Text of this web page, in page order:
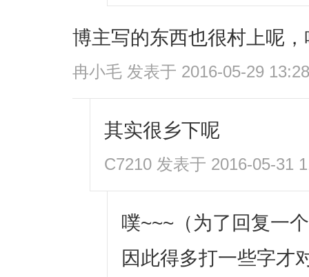
博主写的东西也很村上呢
冉小毛 发表于 2016-05-29 13:28
其实很乡下呢
C7210 发表于 2016-05-31
噗~~~（为了回复一
因此得多打一些字才